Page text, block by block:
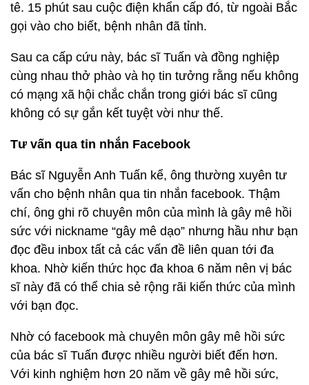
tê. 15 phút sau cuộc điện khẩn cấp đó, từ ngoài Bắc
gọi vào cho biết, bệnh nhân đã tỉnh.
Sau ca cấp cứu này, bác sĩ Tuấn và đồng nghiệp
cùng nhau thở phào và họ tin tưởng rằng nếu không
có mạng xã hội chắc chắn trong giới bác sĩ cũng
không có sự gắn kết tuyệt vời như thế.
Tư vấn qua tin nhắn Facebook
Bác sĩ Nguyễn Anh Tuấn kể, ông thường xuyên tư
vấn cho bệnh nhân qua tin nhắn facebook. Thậm
chí, ông ghi rõ chuyên môn của mình là gây mê hồi
sức với nickname “gây mê dạo” nhưng hầu như bạn
đọc đều inbox tất cả các vấn đề liên quan tới đa
khoa. Nhờ kiến thức học đa khoa 6 năm nên vị bác
sĩ này đã có thể chia sẻ rộng rãi kiến thức của mình
với bạn đọc.
Nhờ có facebook mà chuyên môn gây mê hồi sức
của bác sĩ Tuấn được nhiều người biết đến hơn.
Với kinh nghiệm hơn 20 năm về gây mê hồi sức,